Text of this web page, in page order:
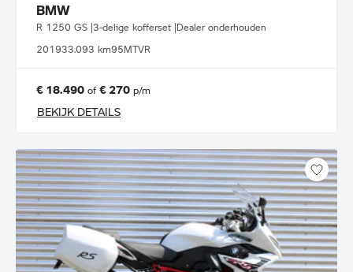
BMW
R 1250 GS |3-delige kofferset |Dealer onderhouden
201933.093 km95MTVR
€ 18.490 of € 270 p/m
BEKIJK DETAILS